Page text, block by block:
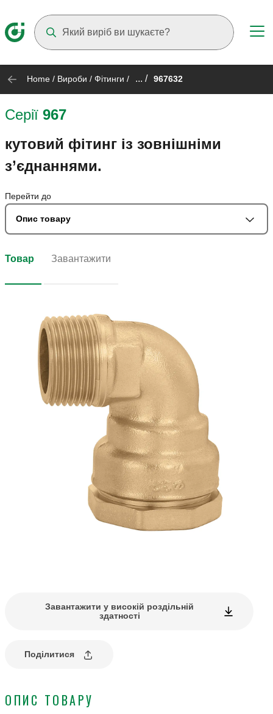
Home / Вироби / Фітинги / ... / 967632
Серії 967
кутовий фітинг із зовнішніми
з’єднаннями.
Перейти до
Опис товару
Товар Завантажити
Завантажити у високій роздільній
здатності
Поділитися
ОПИС ТОВАРУ